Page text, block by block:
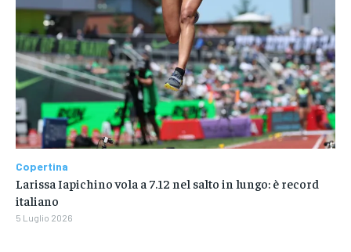
Copertina
Larissa Iapichino vola a 7.12 nel salto in lungo: è record
italiano
5 Luglio 2026